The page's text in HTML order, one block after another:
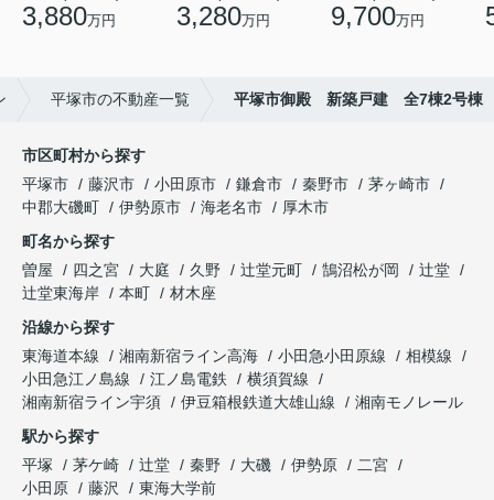
3,880万円 3,280万円 9,700万円
平塚市の不動産一覧 平塚市御殿 新築戸建 全7棟2号棟
市区町村から探す
平塚市
藤沢市 小田原市 鎌倉市 秦野市
茅ヶ崎市
中郡大磯町
伊勢原市 海老名市
厚木市
町名から探す
曽屋
四之宮 大庭 久野 辻堂元町 鵠沼松が岡
辻堂
辻堂東海岸
本町
材木座
沿線から探す
東海道本線
湘南新宿ライン高海 小田急小田原線
相模線
小田急江ノ島線
江ノ島電鉄
横須賀線
湘南新宿ライン宇須
伊豆箱根鉄道大雄山線
湘南モノレール
駅から探す
平塚
茅ケ崎 辻堂 秦野 大磯 伊勢原
二宮
小田原
藤沢 東海大学前